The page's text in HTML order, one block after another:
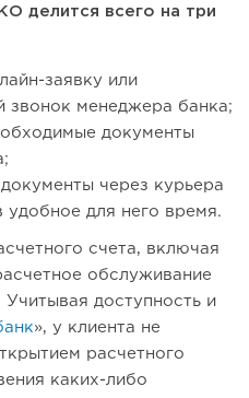
делится всего на три
заявку или
звонок менеджера банка;
документы
через курьера
для него время.
счета, включая
обслуживание
Учитывая доступность и
», у клиента не
расчетного
каких-либо